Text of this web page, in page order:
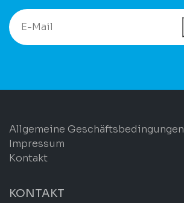
Allgemeine Geschäftsbedingungen
Impressum
Kontakt
KONTAKT